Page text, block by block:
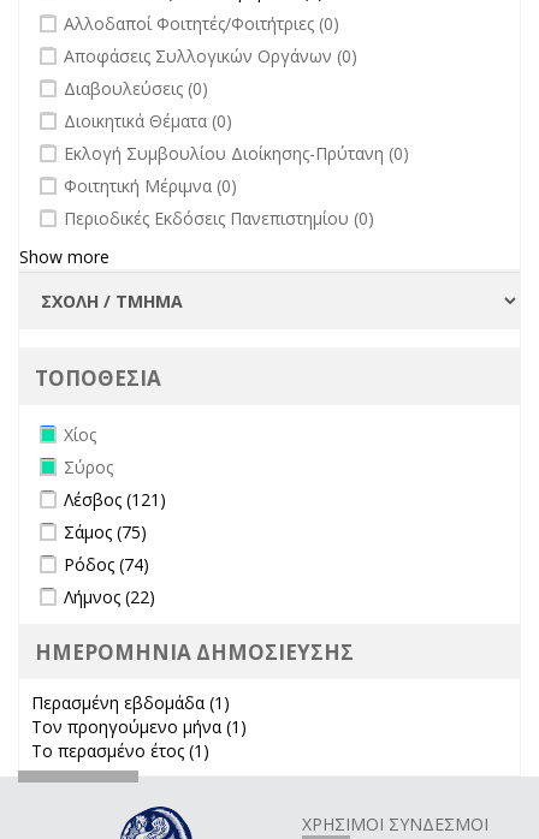
undefined
Αλλοδαποί Φοιτητές/Φοιτήτριες (0)
undefined
Αποφάσεις Συλλογικών Οργάνων (0)
undefined
Διαβουλεύσεις (0)
undefined
Διοικητικά Θέματα (0)
undefined
Εκλογή Συμβουλίου Διοίκησης-Πρύτανη (0)
undefined
Φοιτητική Μέριμνα (0)
undefined
Περιοδικές Εκδόσεις Πανεπιστημίου (0)
Show more
ΤΟΠΟΘΕΣΙΑ
Remove Χίος filter
Χίος
Remove Σύρος filter
Σύρος
Apply Λέσβος filter
Λέσβος (121)
Apply Σάμος filter
Σάμος (75)
Apply Ρόδος filter
Ρόδος (74)
Apply Λήμνος filter
Λήμνος (22)
ΗΜΕΡΟΜΗΝΙΑ ΔΗΜΟΣΙΕΥΣΗΣ
Περασμένη εβδομάδα (1)
Τον προηγούμενο μήνα (1)
Το περασμένο έτος (1)
ΧΡΗΣΙΜΟΙ ΣΥΝΔΕΣΜΟΙ